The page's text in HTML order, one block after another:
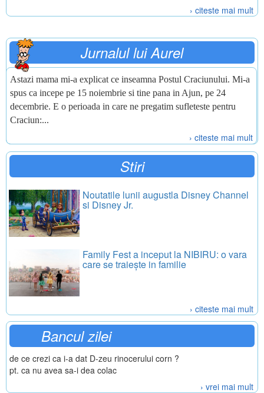
› citeste mai mult
Jurnalul lui Aurel
Astazi mama mi-a explicat ce inseamna Postul Craciunului. Mi-a
spus ca incepe pe 15 noiembrie si tine pana in Ajun, pe 24
decembrie. E o perioada in care ne pregatim sufleteste pentru
Craciun:...
› citeste mai mult
Stiri
Noutatile lunii augustla Disney Channel
si Disney Jr.
Family Fest a inceput la NIBIRU: o vara
care se traiește in familie
› citeste mai mult
Bancul zilei
de ce crezi ca i-a dat D-zeu rinocerului corn ?
pt. ca nu avea sa-i dea colac
› vrei mai mult